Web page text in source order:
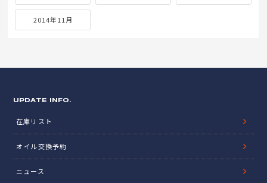
2014年11月
UPDATE INFO.
在庫リスト
オイル交換予約
ニュース